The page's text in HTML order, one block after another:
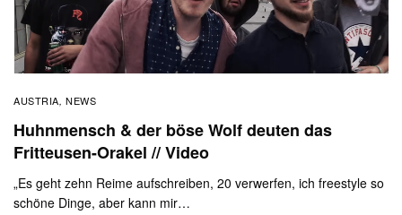
AUSTRIA, NEWS
Huhnmensch & der böse Wolf deuten das
Fritteusen-Orakel // Video
„Es geht zehn Reime aufschreiben, 20 verwerfen, ich freestyle so
schöne Dinge, aber kann mir…